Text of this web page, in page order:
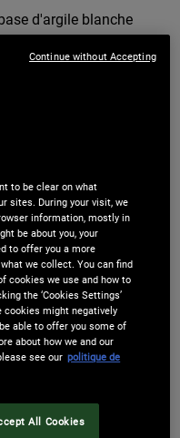
d'argile blanche
Kiehl's à l'argile
à réduire
to be clear on what
sites. During your visit, we
information, mostly in
be about you, your
to offer you a more
we collect. You can find
cookies we use and how to
the ‘Cookies Settings’
cookies might negatively
able to offer you some of
about how we and our
see our politique de
All Cookies
Continue without Accepting